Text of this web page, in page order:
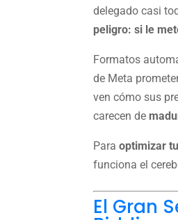
delegado casi
peligro: si le
Formatos
de Meta
ven cómo sus
carecen de
Paraoptimizar
funciona el
El Gran